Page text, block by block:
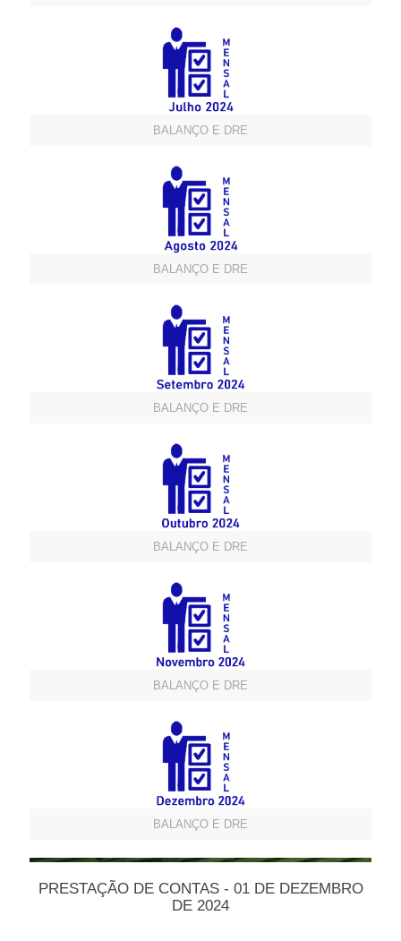
BALANÇO E DRE
BALANÇO E DRE
BALANÇO E DRE
BALANÇO E DRE
BALANÇO E DRE
BALANÇO E DRE
PRESTAÇÃO DE CONTAS - 01 DE DEZEMBRO
DE 2024